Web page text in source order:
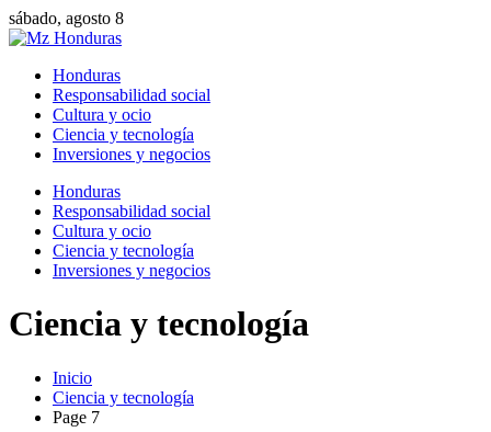
sábado, agosto 8
Honduras
Responsabilidad social
Cultura y ocio
Ciencia y tecnología
Inversiones y negocios
Honduras
Responsabilidad social
Cultura y ocio
Ciencia y tecnología
Inversiones y negocios
Ciencia y tecnología
Inicio
Ciencia y tecnología
Page 7